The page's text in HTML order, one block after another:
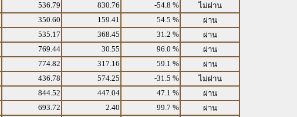
536.79 830.76 -54.8 %
ไม่ผ่าน
350.60 159.41 54.5 %
ผ่าน
535.17 368.45 31.2 %
ผ่าน
769.44 30.55 96.0 %
ผ่าน
774.82 317.16 59.1 %
ผ่าน
436.78 574.25 -31.5 %
ไม่ผ่าน
844.52 447.04 47.1 %
ผ่าน
693.72 2.40 99.7 %
ผ่าน